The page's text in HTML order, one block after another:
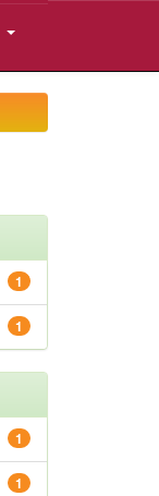
1
1
1
1